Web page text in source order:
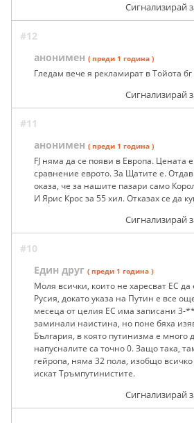
Сигнализирай
#12
анонимен ( преди 1 година )
Гледам вече я рекламират в Тойота
Сигнализирай
#11
анонимен ( преди 1 година )
FJ няма да се появи в Европа. Цената
сравнение еврото. За Щатите е.
оказа, че за нашите пазари само
И Ярис Крос за 55 хил. Отказах се да
Сигнализирай
#10
Един друг ( преди 1 година )
Моля всички, които не харесват ЕС
Русия, докато указа на Путин е все
месеца от целия ЕС има записани 3-
заминали наистина, но поне бяха
България, в която путинизма е много
напусналите са точно 0. Защо така,
гейропа, няма 32 пола, изобщо всичко
искат Тръмпутинистите.
Сигнализирай